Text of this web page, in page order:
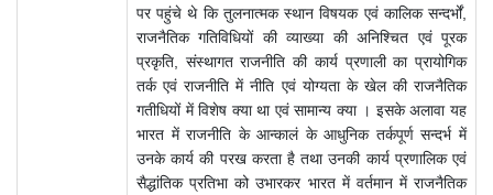
पर पहुंचे थे कि तुलनात्मक स्थान विषयक एवं कालिक सन्दर्भों,
राजनैतिक गतिविधियों की व्याख्या की अनिश्चित एवं पूरक
प्रकृति, संस्थागत राजनीति की कार्य प्रणाली का प्रायोगिक
तर्क एवं राजनीति में नीति एवं योग्यता के खेल की राजनैतिक
गतीधियों में विशेष क्या था एवं सामान्य क्या । इसके अलावा यह
भारत में राजनीति के आन्कालं के आधुनिक तर्कपूर्ण सन्दर्भ में
उनके कार्य की परख करता है तथा उनकी कार्य प्रणालिक एवं
सैद्धांतिक प्रतिभा को उभारकर भारत में वर्तमान में राजनैतिक